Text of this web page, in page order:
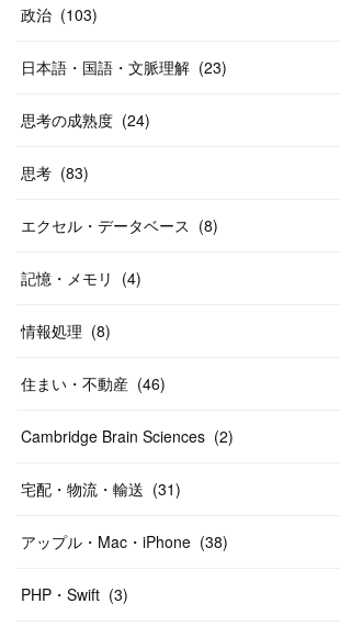
政治 (103)
日本語・国語・文脈理解 (23)
思考の成熟度 (24)
思考 (83)
エクセル・データベース (8)
記憶・メモリ (4)
情報処理 (8)
住まい・不動産 (46)
Cambridge Brain Sciences (2)
宅配・物流・輸送 (31)
アップル・Mac・iPhone (38)
PHP・Swift (3)